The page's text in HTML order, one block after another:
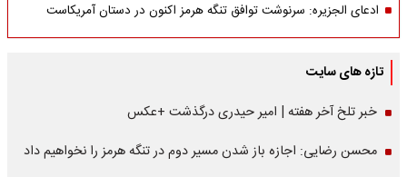
ادعای الجزیره: سرنوشت توافق تنگه هرمز اکنون در دستان آمریکاست
تازه های سایت
خبر تلخ آخر هفته | امیر حیدری درگذشت +عکس
محسن رضایی: اجازه باز شدن مسیر دوم در تنگه هرمز را نخواهیم داد